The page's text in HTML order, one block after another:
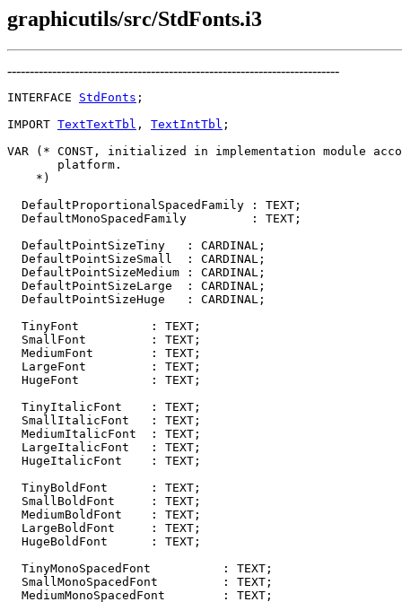
graphicutils/src/StdFonts.i3
--------------------------------------------------------------------------
INTERFACE StdFonts ;
IMPORT TextTextTbl , TextIntTbl ;
VAR (* CONST, initialized in implementation module
       platform.
    *)
  DefaultProportionalSpacedFamily : TEXT;
  DefaultMonoSpacedFamily         : TEXT;
  DefaultPointSizeTiny   : CARDINAL;
  DefaultPointSizeSmall  : CARDINAL;
  DefaultPointSizeMedium : CARDINAL;
  DefaultPointSizeLarge  : CARDINAL;
  DefaultPointSizeHuge   : CARDINAL;
  TinyFont          : TEXT;
  SmallFont         : TEXT;
  MediumFont        : TEXT;
  LargeFont         : TEXT;
  HugeFont          : TEXT;
  TinyItalicFont    : TEXT;
  SmallItalicFont   : TEXT;
  MediumItalicFont  : TEXT;
  LargeItalicFont   : TEXT;
  HugeItalicFont    : TEXT;
  TinyBoldFont      : TEXT;
  SmallBoldFont     : TEXT;
  MediumBoldFont    : TEXT;
  LargeBoldFont     : TEXT;
  HugeBoldFont      : TEXT;
  TinyMonoSpacedFont          : TEXT;
  SmallMonoSpacedFont         : TEXT;
  MediumMonoSpacedFont        : TEXT;